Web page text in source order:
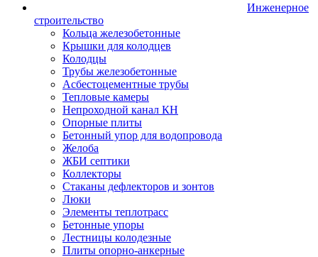
Инженерное
строительство
Кольца железобетонные
Крышки для колодцев
Колодцы
Трубы железобетонные
Асбестоцементные трубы
Тепловые камеры
Непроходной канал КН
Опорные плиты
Бетонный упор для водопровода
Желоба
ЖБИ септики
Коллекторы
Стаканы дефлекторов и зонтов
Люки
Элементы теплотрасс
Бетонные упоры
Лестницы колодезные
Плиты опорно-анкерные